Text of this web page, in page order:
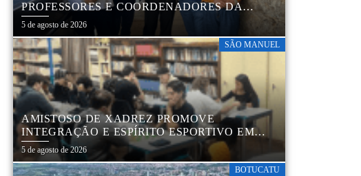
PROFESSORES E COORDENADORES DA
REDE MUNICIPAL
5 de agosto de 2026
SÃO MANUEL
AMISTOSO DE XADREZ PROMOVE
INTEGRAÇÃO E ESPÍRITO ESPORTIVO EM
SÃO MANUEL
5 de agosto de 2026
BOTUCATU